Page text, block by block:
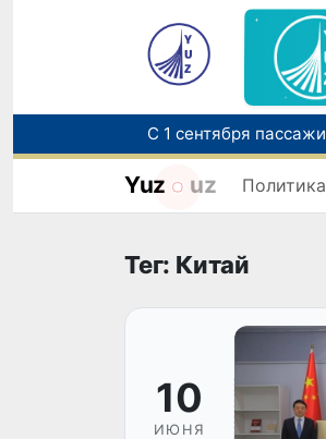
Yuz uz Политика
Тег: Китай
10
ИЮНЯ